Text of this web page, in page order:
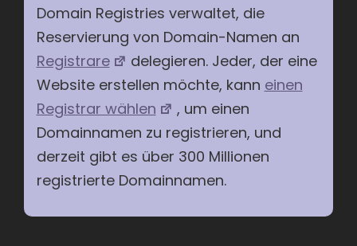
Domain Registries verwaltet, die
Reservierung von Domain-Namen an
Registrare
delegieren. Jeder, der eine
Website erstellen möchte, kann einen
Registrar wählen
, um einen
Domainnamen zu registrieren, und
derzeit gibt es über 300 Millionen
registrierte Domainnamen.